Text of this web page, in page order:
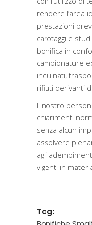
rendere l’area
prestazioni
carotaggi e
bonifica in
campionature
inquinati,
rifiuti derivanti
Il nostro
chiarimenti
senza alcun
assolvere
agli
vigenti in
Tag: